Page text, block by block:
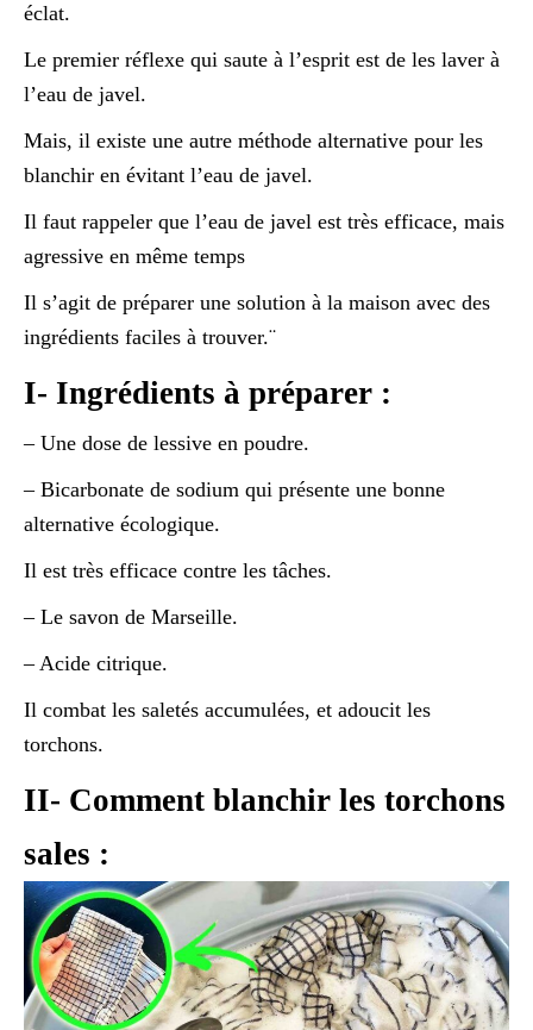
éclat.
Le premier réflexe qui saute à l’esprit est de les laver à
l’eau de javel.
Mais, il existe une autre méthode alternative pour les
blanchir en évitant l’eau de javel.
Il faut rappeler que l’eau de javel est très efficace, mais
agressive en même temps
Il s’agit de préparer une solution à la maison avec des
ingrédients faciles à trouver.¨
I- Ingrédients à préparer :
– Une dose de lessive en poudre.
– Bicarbonate de sodium qui présente une bonne
alternative écologique.
Il est très efficace contre les tâches.
– Le savon de Marseille.
– Acide citrique.
Il combat les saletés accumulées, et adoucit les
torchons.
II- Comment blanchir les torchons
sales :